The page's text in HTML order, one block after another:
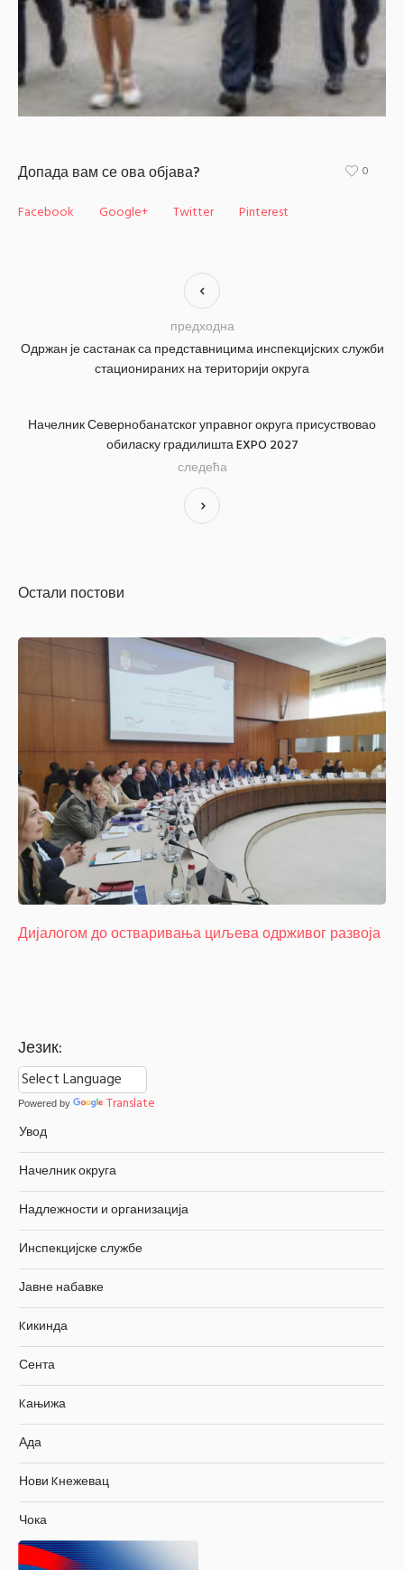
Допада вам се ова објава?
Facebook Google+ Twitter Pinterest
0
Одржан је састанак са представницима инспекцијских служби
стационираних на територији округа
предходна
Начелник Севернобанатског управног округа присуствовао
обиласку градилишта EXPO 2027
следећа
Остали постови
Дијалогом до остваривања циљева одрживог развоја
Језик:
Powered by
Translate
Увод
Начелник округа
Надлежности и организација
Инспекцијске службе
Јавне набавке
Kикинда
Сента
Kањижа
Ада
Нови Kнежевац
Чока